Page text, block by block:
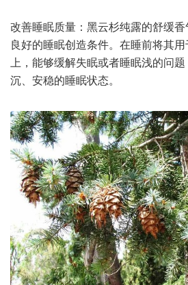
改善睡眠质量：黑云杉纯露的舒缓
良好的睡眠创造条件。在睡前将其
上，能够缓解失眠或者睡眠浅的问
沉、安稳的睡眠状态。